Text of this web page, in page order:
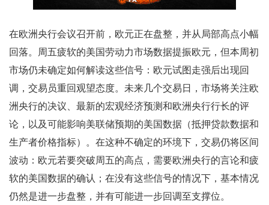
在欧洲央行会议召开前，欧元正在盘整，并从局部高点小幅
回落。周五疲软的美国劳动力市场数据提振欧元，但本周初
市场仍未确定如何解读这些信号：欧元试图走强后出现回
调，交易员重回观望态度。未来几个交易日，市场将关注欧
洲央行的决议、最新的宏观经济预测和欧洲央行行长的评
论，以及可能影响美联储预期的美国数据（抵押贷款数据和
生产者价格指标）。在这种不确定的环境下，交易仍将区间
波动：欧元若要突破周五的高点，需要欧洲央行的言论和疲
软的美国数据的确认；在没有这些信号的情况下，基本情况
仍然是进一步盘整，并有可能进一步回调至支撑位。